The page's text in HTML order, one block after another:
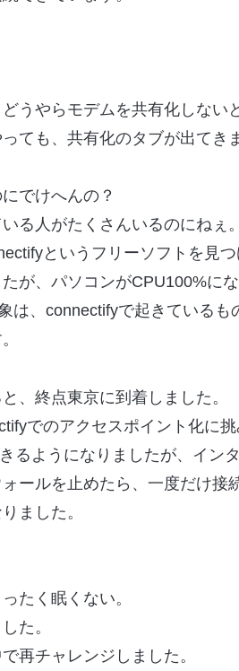
うやらモデムを共有化しない
ても、共有化のタブが出てき
でけへんの？
る人がたくさんいるのにねぇ。
というフリーソフトを見つ
が、パソコンがCPU100%に
は、connectifyで起きている
、終点東京に到着しました。
でのアクセスポイント化に挑
るようになりましたが、イン
ールを止めたら、一度だけ接
ました。
たく眠くない。
た。
再チャレンジしました。